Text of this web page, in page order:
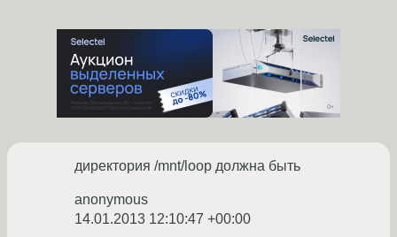
директория /mnt/loop должна быть
anonymous
14.01.2013 12:10:47 +00:00